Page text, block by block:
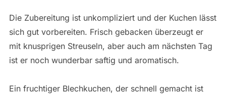
Die Zubereitung ist unkompliziert und der Kuchen lässt
sich gut vorbereiten. Frisch gebacken überzeugt er
mit knusprigen Streuseln, aber auch am nächsten Tag
ist er noch wunderbar saftig und aromatisch.
Ein fruchtiger Blechkuchen, der schnell gemacht ist